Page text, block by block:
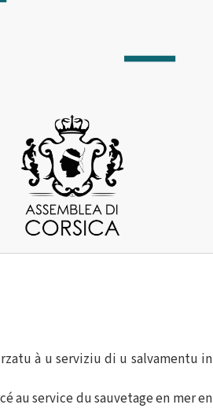
à u serviziu di u salvamentu in
au service du sauvetage en mer en